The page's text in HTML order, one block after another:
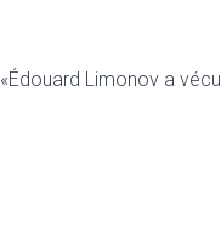
«Édouard Limonov a